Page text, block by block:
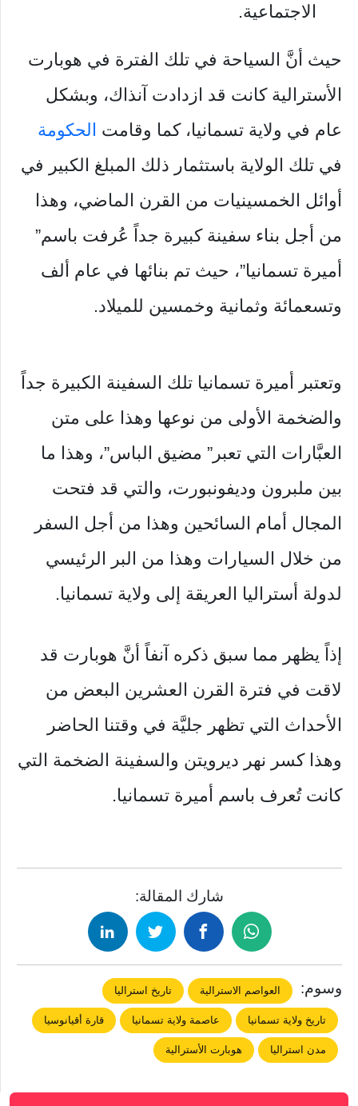
الاجتماعية.
حيث أنَّ السياحة في تلك الفترة في هوبارت
الأسترالية كانت قد ازدادت آنذاك، وبشكل
عام في ولاية تسمانيا، كما وقامت الحكومة
في تلك الولاية باستثمار ذلك المبلغ الكبير في
أوائل الخمسينيات من القرن الماضي، وهذا
من أجل بناء سفينة كبيرة جداً عُرفت باسم”
أميرة تسمانيا”، حيث تم بنائها في عام ألف
وتسعمائة وثمانية وخمسين للميلاد.
وتعتبر أميرة تسمانيا تلك السفينة الكبيرة جداً
والضخمة الأولى من نوعها وهذا على متن
العبَّارات التي تعبر” مضيق الباس”، وهذا ما
بين ملبرون وديفونبورت، والتي قد فتحت
المجال أمام السائحين وهذا من أجل السفر
من خلال السيارات وهذا من البر الرئيسي
لدولة أستراليا العريقة إلى ولاية تسمانيا.
إذاً يظهر مما سبق ذكره آنفاً أنَّ هوبارت قد
لاقت في فترة القرن العشرين البعض من
الأحداث التي تظهر جليَّة في وقتنا الحاضر
وهذا كسر نهر ديرويتن والسفينة الضخمة التي
كانت تُعرف باسم أميرة تسمانيا.
شارك المقالة:
وسوم: العواصم الاسترالية تاريخ استراليا
تاريخ ولاية تسمانيا عاصمة ولاية تسمانيا قارة أقيانوسيا
مدن استراليا هوبارت الأسترالية